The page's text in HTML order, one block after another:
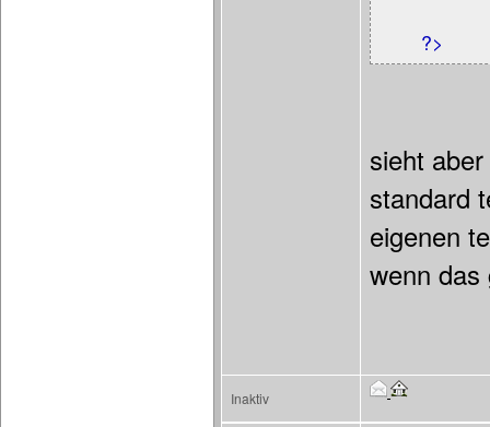
?>
sieht
standard
eigenen
wenn
Inaktiv